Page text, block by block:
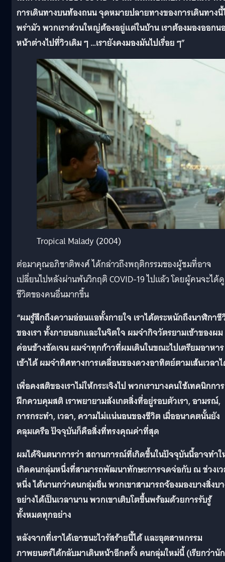
การเดินทางบนท้องถนน จุดหมายปลายทางของการเดินทางนี้
พร่ามัว พวกเราส่วนใหญ่ต้องอยู่แต่ในบ้าน เราต้องมองออกน
หน้าต่างไปที่วิวเดิม ๆ …เรายังคงมองมันไปเรื่อย ๆ”
Tropical Malady (2004)
ต่อมาคุณอภิชาติพงศ์ ได้กล่าวถึงพฤติกรรมของผู้ชมที่อาจ
เปลี่ยนไปหลังผ่านพ้นวิกฤติ COVID-19 ไปแล้ว โดยผู้คนจะได้ดู
ชีวิตของคนอื่นมากขึ้น
“ผมรู้สึกถึงความอ่อนแอทั้งกายใจ เราได้ตระหนักถึงนาฬิกา
ของเรา ทั้งภายนอกและในจิตใจ ผมจำกิจวัตรยามเข้าของผม
ค่อนข้างชัดเจน ผมจำทุกก้าวที่ผมเดินในขณะไปเตรียมอาหาร
เข้าได้ ผมจำทิศทางการเคลื่อนของดวงอาทิตย์ตามเส้นเวลา
เพื่อคงสติของเราไม่ให้กระเจิงไป พวกเราบางคนใช้เทคนิกการ
ฝึกควบคุมสติ เราพยายามสังเกตสิ่งที่อยู่รอบตัวเรา, อามรณ์,
การกระทำ, เวลา, ความไม่แน่นอนของชีวิต เมื่ออนาคตนั้นยัง
คลุมเครือ ปัจจุบันก็คือสิ่งที่ทรงคุณค่าที่สุด
ผมได้จินตนาการว่า สถานการณ์ที่เกิดขึ้นในปัจจุบันนี้อาจทำ
เกิดคนกลุ่มหนึ่งที่สามารถพัฒนาทักษะการจดจ่อกับ ณ ช่วงเ
หนึ่ง ได้นานกว่าคนกลุ่มอื่น พวกเขาสามารถจ้องมองบางสิ่งบ
อย่างได้เป็นเวลานาน พวกเขาเติบโตขึ้นพร้อมด้วยการรับรู้
ทั้งหมดทุกอย่าง
หลังจากที่เราได้เอาชนะไวรัสร้ายนี้ได้ และอุตสาหกรรม
ภาพยนตร์ได้กลับมาเดินหน้าอีกครั้ง คนกลุ่มใหม่นี้ (เรียกว่านัก